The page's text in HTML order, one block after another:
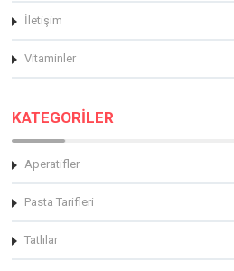
İletişim
Vitaminler
KATEGORİLER
Aperatifler
Pasta Tarifleri
Tatlılar